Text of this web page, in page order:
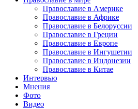
Православие в Америке
Православие в Африке
Православие в Белоруссии
Православие в Греции
Православие в Европе
Православие в Ингушетии
Православие в Индонезии
Православие в Китае
Интервью
Мнения
Фото
Видео